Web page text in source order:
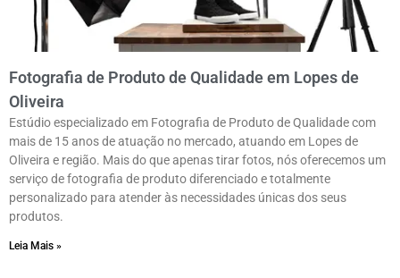
Fotografia de Produto de Qualidade em Lopes de
Oliveira
Estúdio especializado em Fotografia de Produto de Qualidade com
mais de 15 anos de atuação no mercado, atuando em Lopes de
Oliveira e região. Mais do que apenas tirar fotos, nós oferecemos um
serviço de fotografia de produto diferenciado e totalmente
personalizado para atender às necessidades únicas dos seus
produtos.
Leia Mais »